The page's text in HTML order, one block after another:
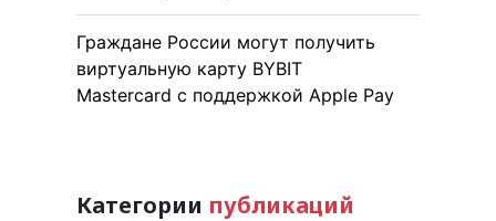
Граждане России могут получить
виртуальную карту BYBIT
Mastercard с поддержкой Apple Pay
Категории публикаций